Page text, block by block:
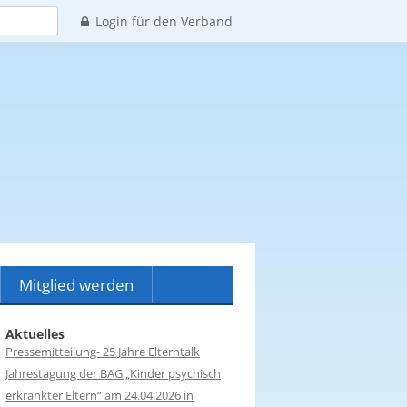
Login für den Verband
Mitglied werden
Spenden
Aktuelles
Pressemitteilung- 25 Jahre Elterntalk
Jahrestagung der BAG „Kinder psychisch
erkrankter Eltern“ am 24.04.2026 in